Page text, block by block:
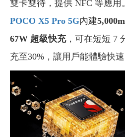
雙卡雙待，提供 NFC 等應用
POCO X5 Pro 5G內建
67W 超級快充，可在短短 7
充至30% ，讓用戶能體驗快